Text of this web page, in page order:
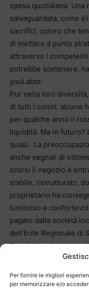
Per fornire le migliori
per memorizzare e/o
spesa quotidiana. Una
salvaguardata, come
sacrifici, coloro che
di mettere a punto
attraverso i
potrebbe sostenere,
youLabor.
Pur nella loro
di tutti i colori: alcune
per qualche anno il
liquidità. Ma in futuro?
quasi. La
anche segnali di
scorsi il negozio è
stabile, ristrutturato,
proprietario ha
luminoso e
pagato dalla società
dell’Ente Regionale di
Ora si attende che la
durante i lavori di